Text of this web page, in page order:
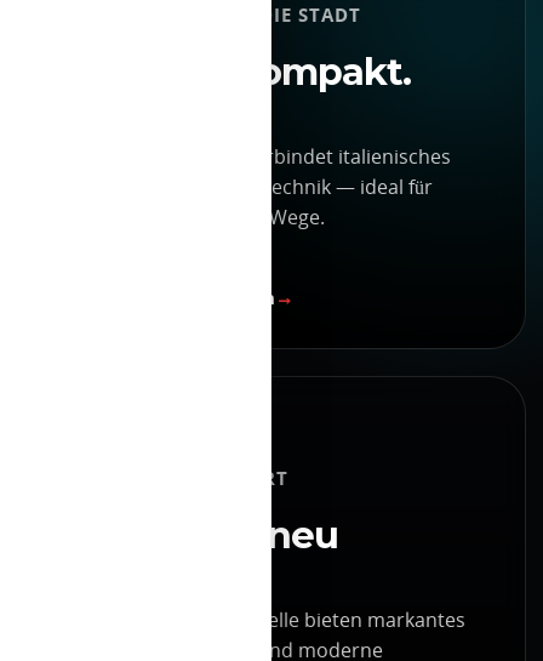
ELEKTRISCH DURCH DIE STADT
Ikonisch. Kompakt.
Der elektrische FIAT verbindet italienisches
Design mit moderner Technik — ideal für
Stadt, Alltag und kurze Wege.
FIAT E-Modelle ansehen
SUV-DNA ELEKTRISIERT
Abenteuer neu
Elektrifizierte Jeep Modelle bieten markantes
Design, SUV-Komfort und moderne